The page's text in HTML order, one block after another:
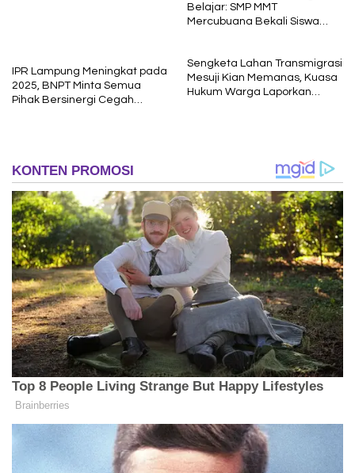
Belajar: SMP MMT
Mercubuana Bekali Siswa
IPR Lampung Meningkat pada
2025, BNPT Minta Semua
Pihak Bersinergi Cegah
Sengketa Lahan Transmigrasi
Mesuji Kian Memanas, Kuasa
Hukum Warga Laporkan